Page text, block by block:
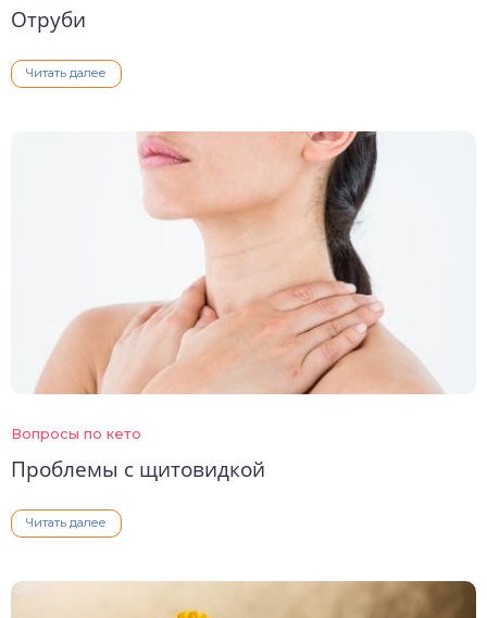
Отруби
Читать далее
Вопросы по кето
Проблемы с щитовидкой
Читать далее